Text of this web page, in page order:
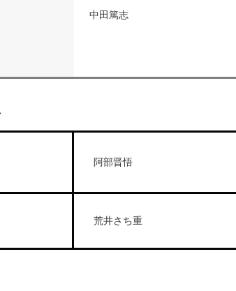
中田篤志
阿部晋悟
荒井さち重